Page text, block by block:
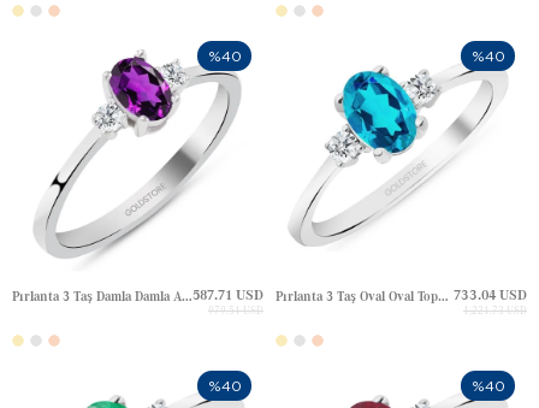
Pırlanta 3 Taş Damla Damla Ametist Altın Yüzük587.71 USD
979.51 USD
%40
Pırlanta 3 Taş Oval Oval Topaz Altın Yüzük 733.04 USD
1,221.73 USD
%40
%40 %40